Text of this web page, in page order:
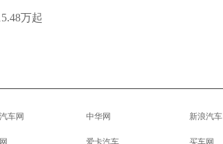
万起
车网 中华网 新浪汽车
爱卡汽车 买车网